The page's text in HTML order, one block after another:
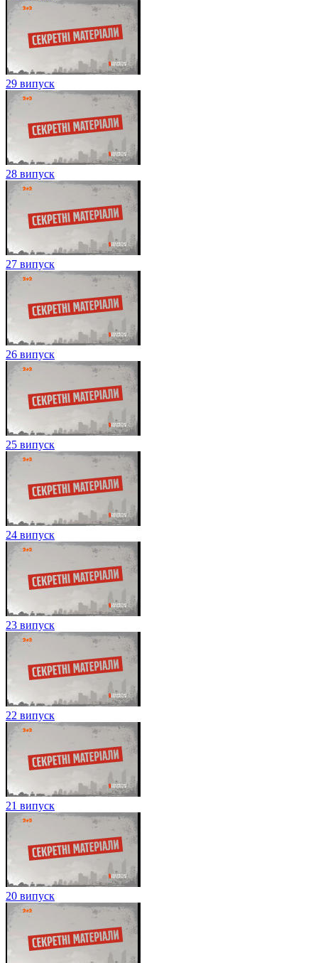
29 випуск
28 випуск
27 випуск
26 випуск
25 випуск
24 випуск
23 випуск
22 випуск
21 випуск
20 випуск